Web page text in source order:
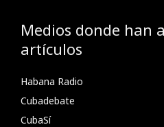
Medios donde han
artículos
Habana Radio
Cubadebate
CubaSí